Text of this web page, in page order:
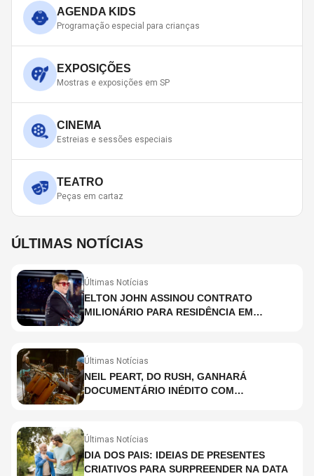
AGENDA KIDS
Programação especial para crianças
EXPOSIÇÕES
Mostras e exposições em SP
CINEMA
Estreias e sessões especiais
TEATRO
Peças em cartaz
ÚLTIMAS NOTÍCIAS
Últimas Notícias
ELTON JOHN ASSINOU CONTRATO
MILIONÁRIO PARA RESIDÊNCIA EM
Últimas Notícias
NEIL PEART, DO RUSH, GANHARÁ
DOCUMENTÁRIO INÉDITO COM
Últimas Notícias
DIA DOS PAIS: IDEIAS DE PRESENTES
CRIATIVOS PARA SURPREENDER NA DATA